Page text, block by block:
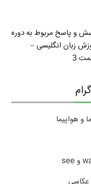
و پاسخ مربوط به دوره
زبان انگلیسی –
3
و هواپیما